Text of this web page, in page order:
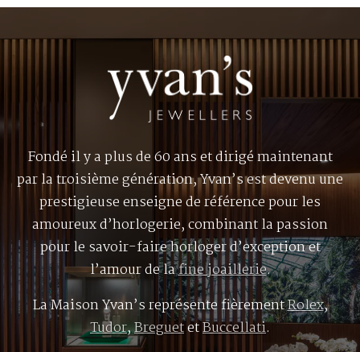
Fondé il y a plus de 60 ans et dirigé maintenant
par la troisième génération, Yvan’s est devenu une
prestigieuse enseigne de référence pour les
amoureux d’horlogerie, combinant la passion
pour le savoir-faire horloger d’exception et
l’amour de lafine joaillerie.
La Maison Yvan’s représente fièrementRolex,
Tudor,BreguetetBuccellati.